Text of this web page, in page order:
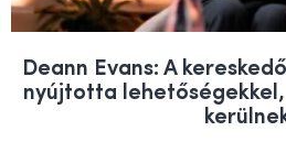
Deann Evans: A
nyújtotta